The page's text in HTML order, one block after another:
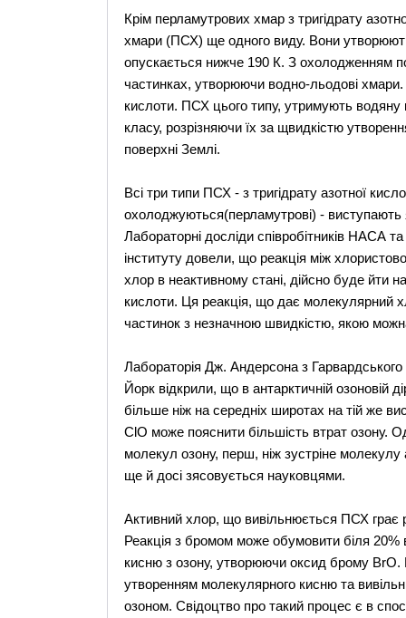
Крім перламутрових хмар з тригідрату
хмари (ПСХ) ще одного виду. Вони
опускається нижче 190 К. З охолодженням
частинках, утворюючи водно-льодові
кислоти. ПСХ цього типу, утримують водяну
класу, розрізняючи їх за щвидкістю
поверхні Землі.
Всі три типи ПСХ - з тригідрату азотної
охолоджуються(перламутрові) -
Лабораторні досліди співробітників НАСА
інституту довели, що реакція між
хлор в неактивному стані, дійсно буде йти
кислоти. Ця реакція, що дає молекулярний
частинок з незначною швидкістю, якою
Лабораторія Дж. Андерсона з Гарвардського
Йорк відкрили, що в антарктичній озоновій
більше ніж на середніх широтах на тій же
СlО може пояснити більшість втрат озону.
молекул озону, перш, ніж зустріне
ще й досі зясовується науковцями.
Активний хлор, що вивільнюється ПСХ грає
Реакція з бромом може обумовити біля 20%
кисню з озону, утворюючи оксид брому ВrО.
утворенням молекулярного кисню та
озоном. Свідоцтво про такий процес є в